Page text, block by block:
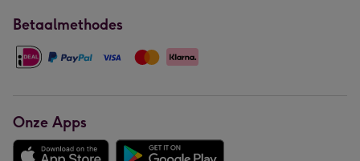
Betaalmethodes
Onze Apps